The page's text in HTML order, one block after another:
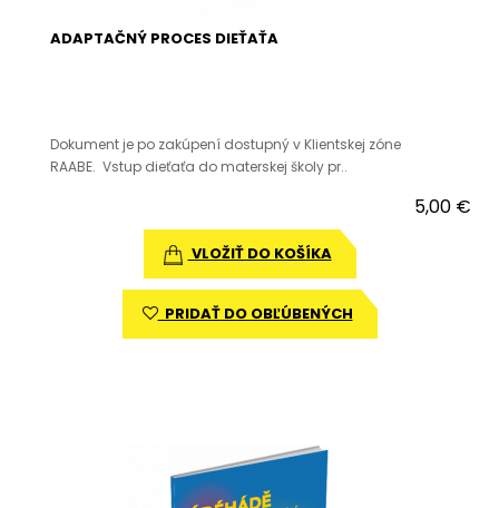
ADAPTAČNÝ PROCES DIEŤAŤA
Dokument je po zakúpení dostupný v Klientskej zóne
RAABE. Vstup dieťaťa do materskej školy pr..
5,00 €
VLOŽIŤ DO KOŠÍKA
PRIDAŤ DO OBĽÚBENÝCH